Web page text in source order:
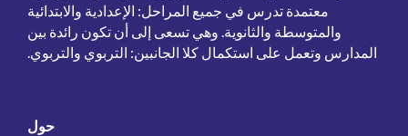
معتمدة تدرس في جميع المراحل: الإعدادية والابتدائية
والمتوسطة والثانوية. وهي تسعى إلى أن تكون رائدة بين
المدارس وتعمل على استكمال كلا الجانبين: التربوي والتربوي.
حول